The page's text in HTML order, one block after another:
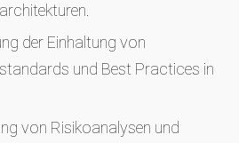
der Einhaltung von
und Best Practices in
von Risikoanalysen und